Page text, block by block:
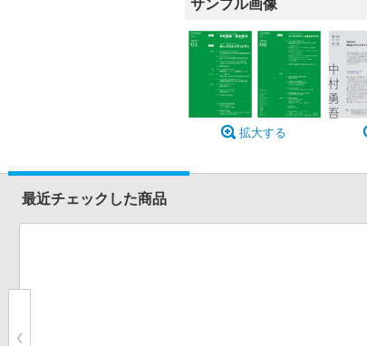
サンプル画像
拡大する
最近チェックした商品